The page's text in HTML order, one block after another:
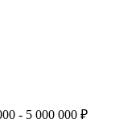
- 5 000 000 ₽